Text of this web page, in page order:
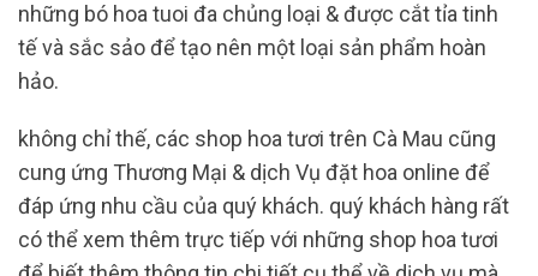
những bó hoa tuoi đa chủng loại & được cắt tỉa tinh
tế và sắc sảo để tạo nên một loại sản phẩm hoàn
hảo.
không chỉ thế, các shop hoa tươi trên Cà Mau cũng
cung ứng Thương Mại & dịch Vụ đặt hoa online để
đáp ứng nhu cầu của quý khách. quý khách hàng rất
có thể xem thêm trực tiếp với những shop hoa tươi